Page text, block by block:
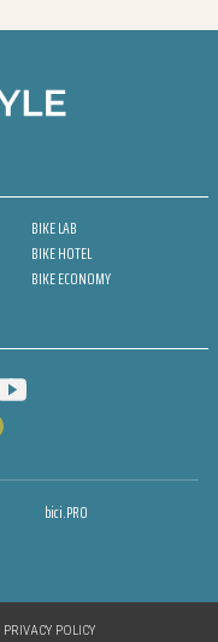
BIKE LAB
BIKE HOTEL
BIKE ECONOMY
bici.PRO
PRIVACY POLICY